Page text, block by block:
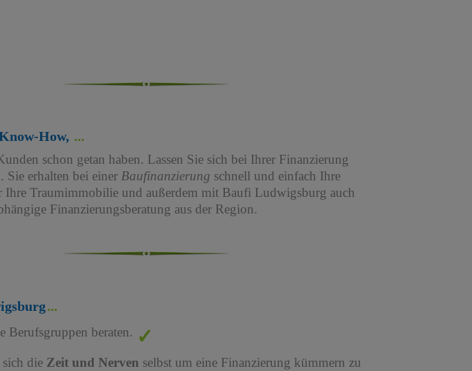
How,
schon getan haben. Lassen Sie sich bei Ihrer Finanzierung
Sie erhalten bei einerBaufinanzierung schnell und einfach Ihre
Ihre Traumimmobilie und außerdem mit Baufi Ludwigsburg auch
Finanzierungsberatung aus der Region.
Berufsgruppen beraten.
sich die Zeit und Nerven selbst um eine Finanzierung kümmern zu